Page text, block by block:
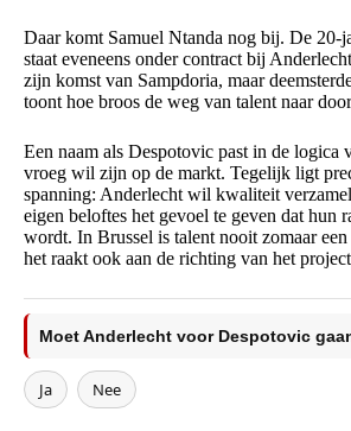
Daar komt Samuel Ntanda nog bij. De 20-
staat eveneens onder contract bij
zijn komst van Sampdoria, maar
toont hoe broos de weg van talent naar
Een naam als Despotovic past in de logica
vroeg wil zijn op de markt. Tegelijk ligt
spanning: Anderlecht wil kwaliteit
eigen beloftes het gevoel te geven dat hun
wordt. In Brussel is talent nooit zomaar een
het raakt ook aan de richting van het
Moet Anderlecht voor Despotovic
Ja Nee